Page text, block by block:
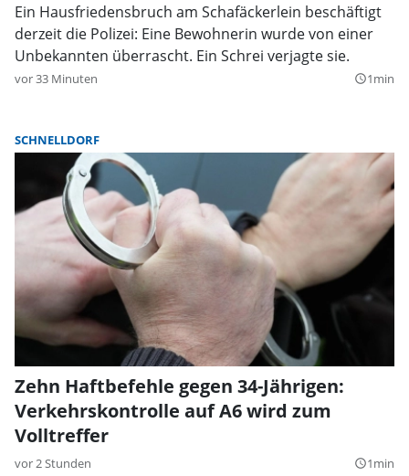
Ein Hausfriedensbruch am Schafäckerlein beschäftigt
derzeit die Polizei: Eine Bewohnerin wurde von einer
Unbekannten überrascht. Ein Schrei verjagte sie.
vor 33 Minuten query_builder1min
SCHNELLDORF
Zehn Haftbefehle gegen 34-Jährigen:
Verkehrskontrolle auf A6 wird zum
Volltreffer
vor 2 Stunden query_builder1min